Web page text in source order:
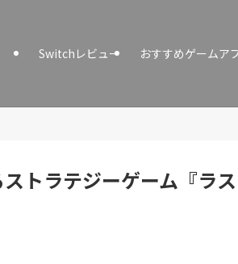
Switchレビュー おすすめゲームア
トラテジーゲーム『ラ